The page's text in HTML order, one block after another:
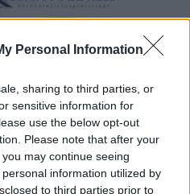
Personal Information
sharing to third parties, or
sensitive information for
use the below opt-out
Please note that after your
may continue seeing
information utilized by
to third parties prior to